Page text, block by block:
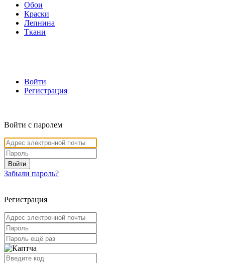
Обои
Краски
Лепнина
Ткани
Войти
Регистрация
Войти с паролем
Войти
Забыли пароль?
Регистрация